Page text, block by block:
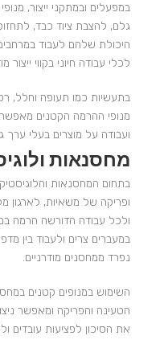
במפעלים ובמתקני ייצור,
גלם, להצבת ציוד כבד,
היכולת שלהם לעבוד
לכלי עבודה חיוני בקווי ייצור
בתעשיות כמו תעופה וחלל,
מנופי ההרמה הקטנים
ועבודה על מוצרים בעלי ערך
מחסנאות
בתחום המחסנאות
ופריקה של משאיות, לארגון
ולכל עבודה הדורשה הרמה
במעברים צרים ולעבוד בין
נפרד ממחסנים מודרניים.
השימוש במנופים קטנים
הטעינה והפריקה ומאפשר
את הסיכון לפציעות עובדים